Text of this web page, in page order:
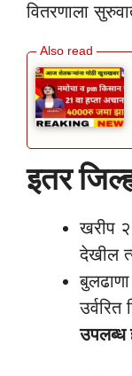
वितरणाला
इतर
खरीप
देखील
उर्वरित
उपलब्ध